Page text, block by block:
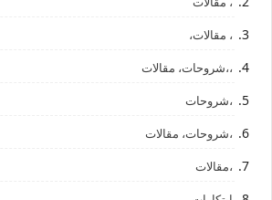
، مقالات،
،،شروحات، مقالات
،شروحات
،شروحات، مقالات
،مقالات